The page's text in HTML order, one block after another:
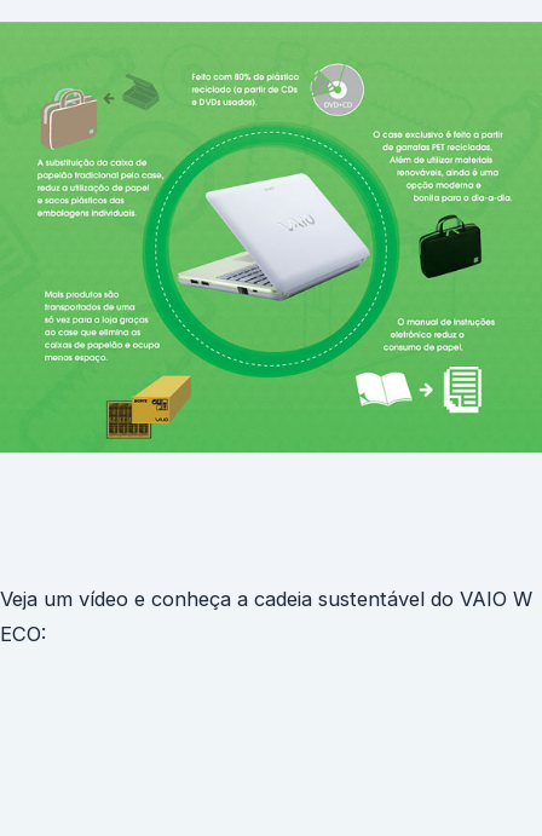
Veja um vídeo e conheça a cadeia sustentável do VAIO W
ECO: